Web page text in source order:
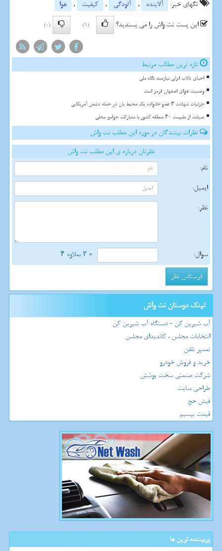
تگهای خبر:
آلاینده , آلودگی , كیفیت ,
هوا
این پست نت واش را می پسندید؟
(1)
(0)
تازه ترین مطالب مرتبط
احیای تالاب انزلی نیازمند نگاه ملی
وضعیت هوای اصفهان قرمز است
جزئیات شهادت ۳ عضو خانواده یک محیط بان در حمله دشمن آمریکایی
صیانت از طبیعت ۴۰ منطقه کشور با مشارکت جوامع محلی
نظرات بینندگان در مورد این مطلب نت واش
نظرتان درباره ی این مطلب نت واش
نام:
ایمیل:
نظر:
سوال: = ۲ بعلاوه ۴
لینک دوستان نت واش
آب شیرین کن - دستگاه آب شیرین کن
انتخابات مجلس ، کاندیدای مجلس
تعمیر تلفن
خرید و فروش خودرو
شرکت صنعتی سخت پوشش
طراحی سایت
فیش حج
قیمت بیسیم
پربیننده ترین ها